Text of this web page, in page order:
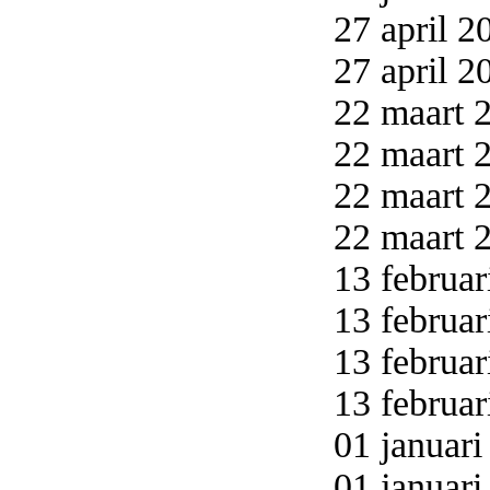
27 april
27 april
22 maart
22 maart
22 maart
22 maart
13
13
13
13
01